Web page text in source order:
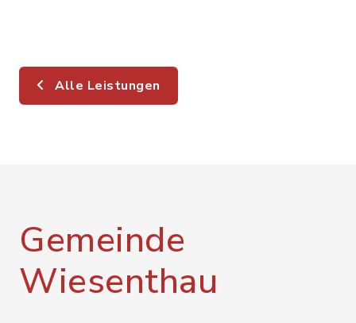
Alle Leistungen
Gemeinde
Wiesenthau